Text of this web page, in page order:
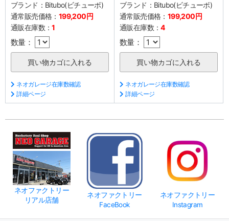
ブランド： Bitubo(ビチューボ)
通常販売価格： 199,200円
通販在庫数：1
数量：
ネオガレージ在庫数確認
詳細ページ
ブランド： Bitubo(ビチューボ)
通常販売価格： 199,200円
通販在庫数：4
数量：
ネオガレージ在庫数確認
詳細ページ
ネオファクトリー
リアル店舗
ネオファクトリー
FaceBook
ネオファクトリー
Instagram